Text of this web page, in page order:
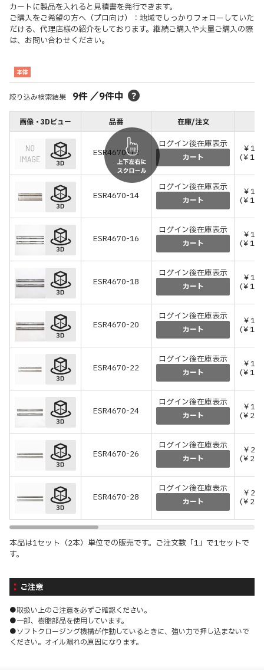
カートに製品を入れると見積書を発行できます。
ご購入をご希望の方へ（プロ向け）：地域でしっかりフォローしていた
だける、代理店様の紹介をしております。継続ご購入や大量ご購入の際
は、お問い合わせください。
本体
絞り込み検索結果 9件／9件中
画像・3Dビュー 品番 在庫/注文
ESR4670-12
ログイン後在庫表示
カート
￥
(￥
ESR4670-14
ログイン後在庫表示
カート
￥
(￥
ESR4670-16
ログイン後在庫表示
カート
￥
(￥
ESR4670-18
ログイン後在庫表示
カート
￥
(￥
ESR4670-20
ログイン後在庫表示
カート
￥
(￥
ESR4670-22
ログイン後在庫表示
カート
￥
(￥
ESR4670-24
ログイン後在庫表示
カート
￥
(￥
ESR4670-26
ログイン後在庫表示
カート
￥
(￥
ESR4670-28
ログイン後在庫表示
カート
￥
(￥
本品は1セット（2本）単位での販売です。ご注文数「1」で1セットで
す。
ご注意
●取扱い上のご注意を必ずご確認ください。
●一部、樹脂部品を使用しています。
●ソフトクロージング機構が作動しているときに、強い力で押し込まないで
ください。オイル漏れの原因になります。